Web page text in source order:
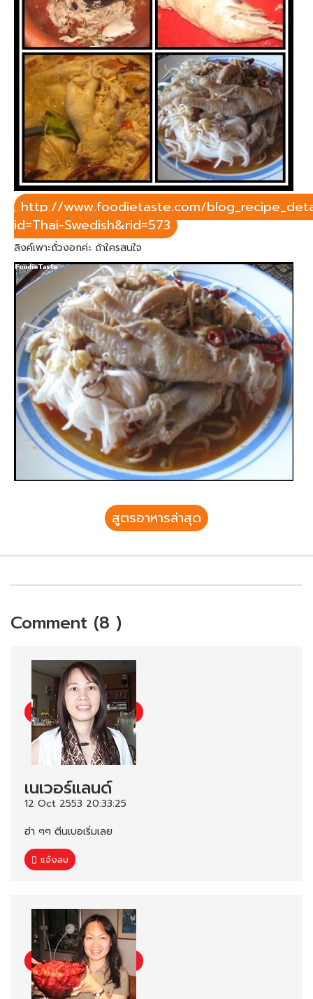
http://www.foodietaste.com/
id=Thai-Swedish&rid=573
ลิงค์เพาะถั่วงอกค่ะ ถ้าใครสนใจ
สูตรอาหารล่าสุด
Comment (8 )
เนเวอร์แลนด์
12 Oct 2553 20:33:25
ฮ่า ๆๆ ตีนเบอเริ่มเลย
แจ้งลบ